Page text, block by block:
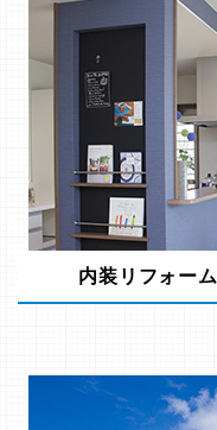
内装リフォーム